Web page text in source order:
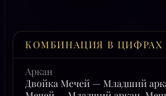
КОМБИНАЦИЯ В ЦИФРАХ
Аркан
Двойка Мечей — Младший